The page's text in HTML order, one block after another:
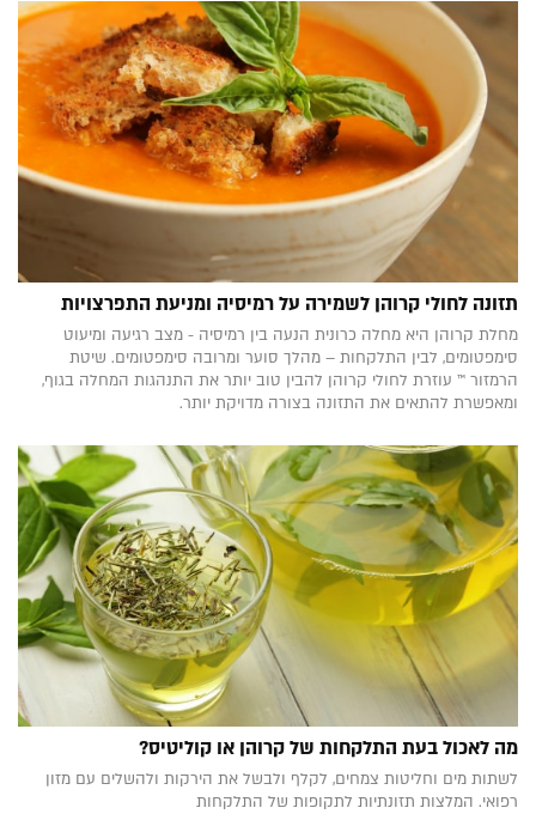
תזונה לחולי קרוהן לשמירה על רמיסיה ומניעת התפרצויות
מחלת קרוהן היא מחלה כרונית הנעה בין רמיסיה - מצב רגיעה ומיעוט
סימפטומים, לבין התלקחות – מהלך סוער ומרובה סימפטומים. שיטת
הרמזור ™ עוזרת לחולי קרוהן להבין טוב יותר את התנהגות המחלה בגוף,
ומאפשרת להתאים את התזונה בצורה מדויקת יותר.
מה לאכול בעת התלקחות של קרוהן או קוליטיס?
לשתות מים וחליטות צמחים, לקלף ולבשל את הירקות ולהשלים עם מזון
רפואי. המלצות תזונתיות לתקופות של התלקחות